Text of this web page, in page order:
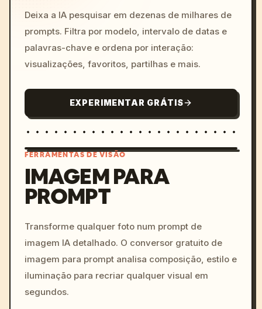
Deixa a IA pesquisar em dezenas de milhares de
prompts. Filtra por modelo, intervalo de datas e
palavras-chave e ordena por interação:
visualizações, favoritos, partilhas e mais.
EXPERIMENTAR GRÁTIS
colors, 8k --v 6.0
FERRAMENTAS DE VISÃO
IMAGEM PARA
PROMPT
Transforme qualquer foto num prompt de
imagem IA detalhado. O conversor gratuito de
imagem para prompt analisa composição, estilo e
iluminação para recriar qualquer visual em
segundos.